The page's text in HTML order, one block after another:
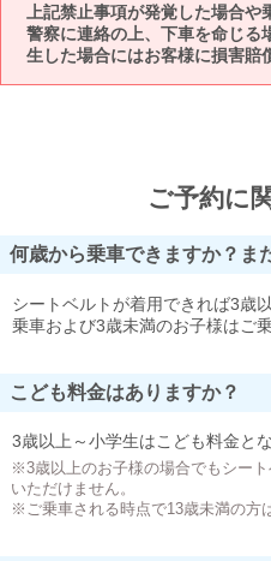
上記禁止事項が発覚した場合や
警察に連絡の上、下車を命じる
生した場合にはお客様に損害賠
ご予約に
何歳から乗車できますか？ま
シートベルトが着用できれば3歳
乗車および3歳未満のお子様はご
こども料金はありますか？
3歳以上～小学生はこども料金とな
※3歳以上のお子様の場合でもシー
いただけません。
※ご乗車される時点で13歳未満の方